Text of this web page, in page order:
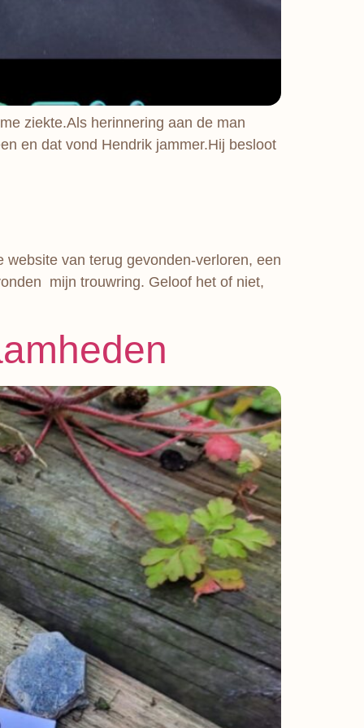
ziekte.Als herinnering aan de man
en dat vond Hendrik jammer.Hij besloot
van terug gevonden-verloren, een
mijn trouwring. Geloof het of niet,